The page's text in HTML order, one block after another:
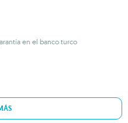
en el banco turco